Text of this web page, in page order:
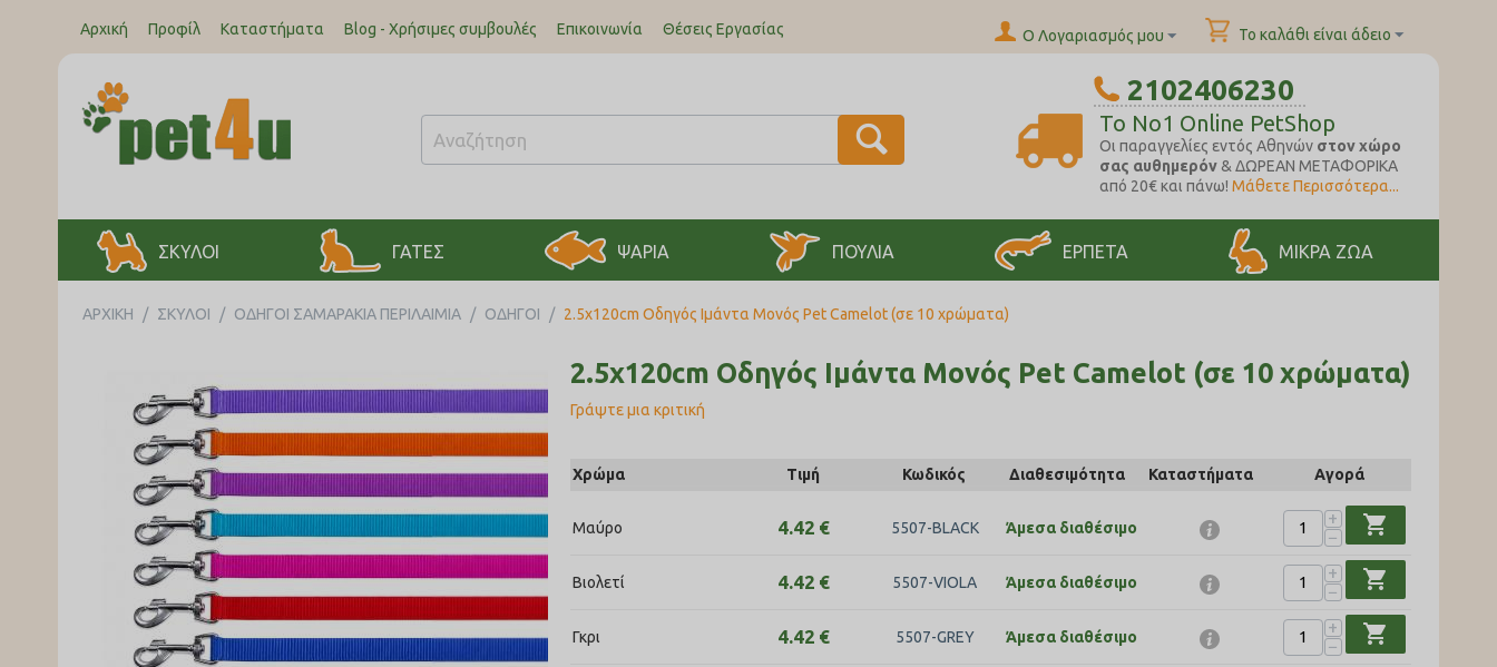
Αρχική Προφίλ Καταστήματα Blog - Χρήσιμες συμβουλές Επικοινωνία Θέσεις Εργασίας Το καλάθι είναι άδειο
Ο Λογαριασμός μου
2102406230
To No1 Online PetShop
Oι παραγγελίες εντός Αθηνών στον χώρο
σας αυθημερόν& ΔΩΡΕΑΝ ΜΕΤΑΦΟΡΙΚΑ
από 20€ και πάνω! Μάθετε Περισσότερα...
ΣΚΥΛΟΙ ΓΑΤΕΣ ΨΑΡΙΑ ΠΟΥΛΙΑ ΕΡΠΕΤΑ ΜΙΚΡΑ ΖΩΑ
ΑΡΧΙΚΉ / ΣΚΥΛΟΙ / ΟΔΗΓΟΙ ΣΑΜΑΡΑΚΙΑ ΠΕΡΙΛΑΙΜΙΑ / ΟΔΗΓΟΙ / 2.5x120cm Οδηγός Ιμάντα Μονός Pet Camelot (σε 10 χρώματα)
2.5x120cm Οδηγός Ιμάντα Μονός Pet Camelot (σε 10 χρώματα)
Γράψτε μια κριτική
Χρώμα Τιμή Κωδικός Διαθεσιμότητα Καταστήματα Αγορά
Μαύρο 4.42 € 5507-BLACK Άμεσα διαθέσιμο
+
−
shopping_cart
Βιολετί 4.42 € 5507-VIOLA Άμεσα διαθέσιμο
+
−
shopping_cart
Γκρι 4.42 € 5507-GREY Άμεσα διαθέσιμο
+
−
shopping_cart